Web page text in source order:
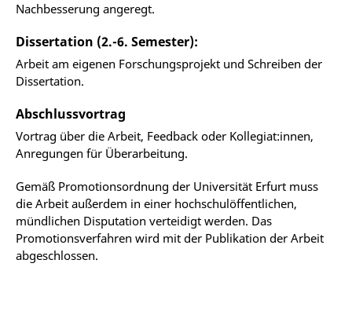
Nachbesserung angeregt.
Dissertation (2.-6. Semester):
Arbeit am eigenen Forschungsprojekt und Schreiben der
Dissertation.
Abschlussvortrag
Vortrag über die Arbeit, Feedback oder Kollegiat:innen,
Anregungen für Überarbeitung.
Gemäß Promotionsordnung der Universität Erfurt muss
die Arbeit außerdem in einer hochschulöffentlichen,
mündlichen Disputation verteidigt werden. Das
Promotionsverfahren wird mit der Publikation der Arbeit
abgeschlossen.